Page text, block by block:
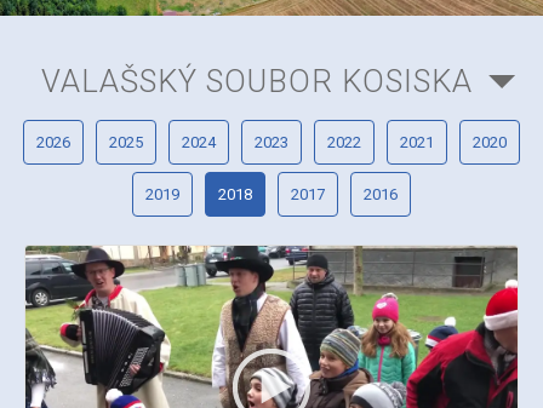
VALAŠSKÝ SOUBOR KOSISKA
2026 2025 2024 2023 2022 2021 2020
2019 2018 2017 2016